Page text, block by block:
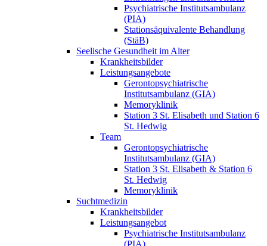
Psychiatrische Institutsambulanz
(PIA)
Stationsäquivalente Behandlung
(StäB)
Seelische Gesundheit im Alter
Krankheitsbilder
Leistungsangebote
Gerontopsychiatrische
Institutsambulanz (GIA)
Memoryklinik
Station 3 St. Elisabeth und Station 6
St. Hedwig
Team
Gerontopsychiatrische
Institutsambulanz (GIA)
Station 3 St. Elisabeth & Station 6
St. Hedwig
Memoryklinik
Suchtmedizin
Krankheitsbilder
Leistungsangebot
Psychiatrische Institutsambulanz
(PIA)